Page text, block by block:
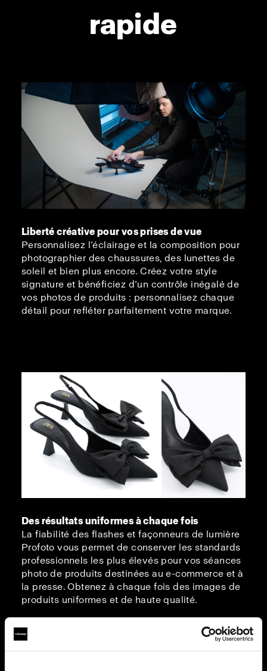
rapide
Liberté créative pour vos prises de vue
Personnalisez l’éclairage et la composition pour
photographier des chaussures, des lunettes de
soleil et bien plus encore. Créez votre style
signature et bénéficiez d’un contrôle inégalé de
vos photos de produits : personnalisez chaque
détail pour refléter parfaitement votre marque.
Des résultats uniformes à chaque fois
La fiabilité des flashes et façonneurs de lumière
Profoto vous permet de conserver les standards
professionnels les plus élevés pour vos séances
photo de produits destinées au e-commerce et à
la presse. Obtenez à chaque fois des images de
produits uniformes et de haute qualité.